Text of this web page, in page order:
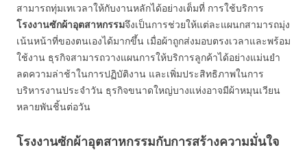
สามารถทุ่มเทเวลาให้กับงานหลักได้อย่างเต็มที่ การใช้บริการ
โรงงานซักผ้าอุตสาหกรรมจึงเป็นการช่วยให้แต่ละแผนกสามารถมุ่ง
เน้นหน้าที่ของตนเองได้มากขึ้น เมื่อผ้าถูกส่งมอบตรงเวลาและพร้อม
ใช้งาน ธุรกิจสามารถวางแผนการให้บริการลูกค้าได้อย่างแม่นยำ
ลดความล่าช้าในการปฏิบัติงาน และเพิ่มประสิทธิภาพในการ
บริหารงานประจำวัน ธุรกิจขนาดใหญ่บางแห่งอาจมีผ้าหมุนเวียน
หลายพันชิ้นต่อวัน
โรงงานซักผ้าอุตสาหกรรมกับการสร้างความมั่นใจ